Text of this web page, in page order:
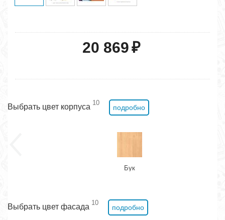
20 869₽
Выбрать цвет корпуса 10
подробно
Бук
Выбрать цвет фасада 10
подробно